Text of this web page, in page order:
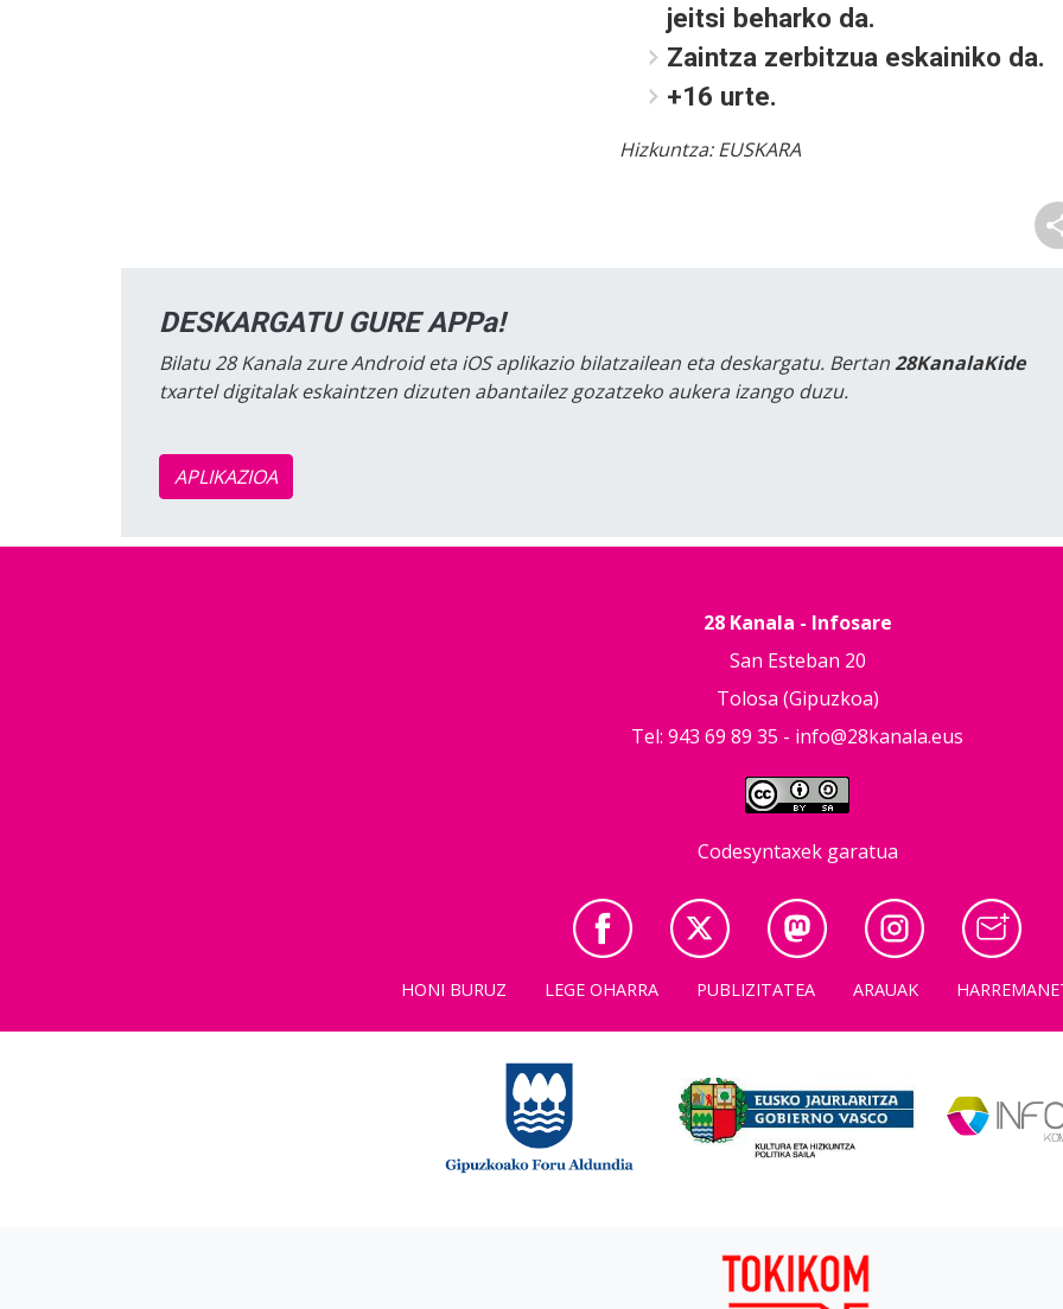
jeitsi beharko da.
Zaintza zerbitzua eskainiko da.
+16 urte.
Hizkuntza:EUSKARA
DESKARGATU GURE APPa!
Bilatu 28 Kanala zure Android eta iOS aplikazio bilatzailean eta deskargatu. Bertan28KanalaKide
txartel digitalak eskaintzen dizuten abantailez gozatzeko aukera izango duzu.
APLIKAZIOA
28 Kanala - Infosare
San Esteban 20
Tolosa (Gipuzkoa)
Tel: 943 69 89 35 - info@28kanala.eus
Codesyntaxek garatua
HONI BURUZ LEGE OHARRA PUBLIZITATEA ARAUAK